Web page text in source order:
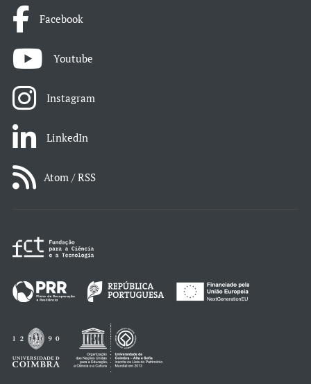
Facebook
Youtube
Instagram
LinkedIn
Atom / RSS